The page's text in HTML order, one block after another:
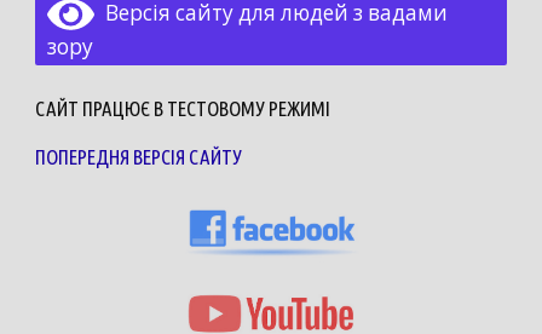
Версія сайту для людей з вадами
зору
САЙТ ПРАЦЮЄ В ТЕСТОВОМУ РЕЖИМІ
ПОПЕРЕДНЯ ВЕРСІЯ САЙТУ